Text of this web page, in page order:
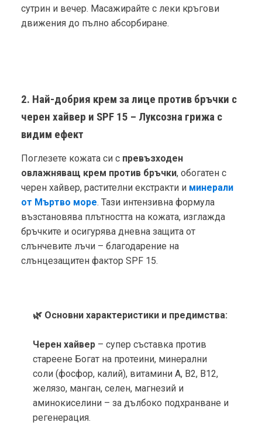
сутрин и вечер. Масажирайте с леки кръгови
движения до пълно абсорбиране.
2. Най-добрия крем за лице против бръчки с
черен хайвер и SPF 15 – Луксозна грижа с
видим ефект
Поглезете кожата си с превъзходен
овлажняващ крем против бръчки, обогатен с
черен хайвер, растителни екстракти и минерали
от Мъртво море. Тази интензивна формула
възстановява плътността на кожата, изглажда
бръчките и осигурява дневна защита от
слънчевите лъчи – благодарение на
слънцезащитен фактор SPF 15.
🌿 Основни характеристики и предимства:
Черен хайвер – супер съставка против
стареене Богат на протеини, минерални
соли (фосфор, калий), витамини A, B2, B12,
желязо, манган, селен, магнезий и
аминокиселини – за дълбоко подхранване и
регенерация.